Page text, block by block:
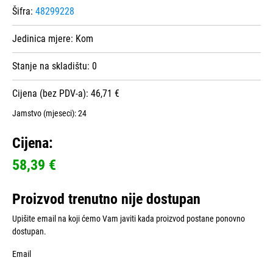
Šifra: 48299228
Jedinica mjere: Kom
Stanje na skladištu: 0
Cijena (bez PDV-a): 46,71 €
Jamstvo (mjeseci):24
Cijena:
58,39 €
Proizvod trenutno nije dostupan
Upišite email na koji ćemo Vam javiti kada proizvod postane ponovno
dostupan.
Email